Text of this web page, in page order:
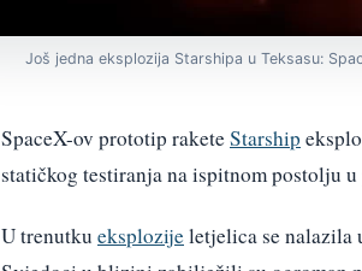
Još jedna eksplozija Starshipa u Teksasu:
SpaceX-ov prototip raketeStarship
statičkog testiranja na ispitnom postolju u
U trenutku eksplozijeletjelica se nalazila